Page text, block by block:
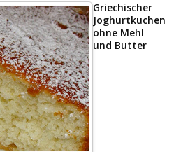
Griechischer
Joghurtkuchen
ohne Mehl
und Butter